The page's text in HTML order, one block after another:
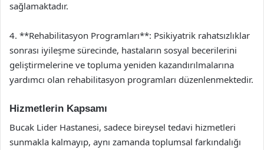
sağlamaktadır.
4. **Rehabilitasyon Programları**: Psikiyatrik rahatsızlıklar
sonrası iyileşme sürecinde, hastaların sosyal becerilerini
geliştirmelerine ve topluma yeniden kazandırılmalarına
yardımcı olan rehabilitasyon programları düzenlenmektedir.
Hizmetlerin Kapsamı
Bucak Lider Hastanesi, sadece bireysel tedavi hizmetleri
sunmakla kalmayıp, aynı zamanda toplumsal farkındalığı